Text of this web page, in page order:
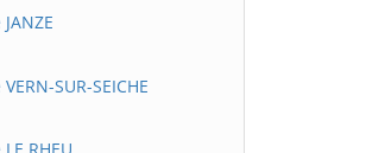
SUR-SEICHE